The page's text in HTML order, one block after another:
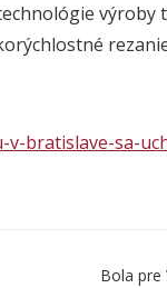
bratislave-sa-
Bola pre